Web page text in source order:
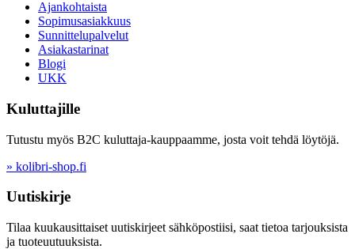
Ajankohtaista
Sopimusasiakkuus
Sunnittelupalvelut
Asiakastarinat
Blogi
UKK
Kuluttajille
Tutustu myös B2C kuluttaja-kauppaamme, josta voit tehdä löytöjä.
» kolibri-shop.fi
Uutiskirje
Tilaa kuukausittaiset uutiskirjeet sähköpostiisi, saat tietoa tarjouksista
ja tuoteuutuuksista.